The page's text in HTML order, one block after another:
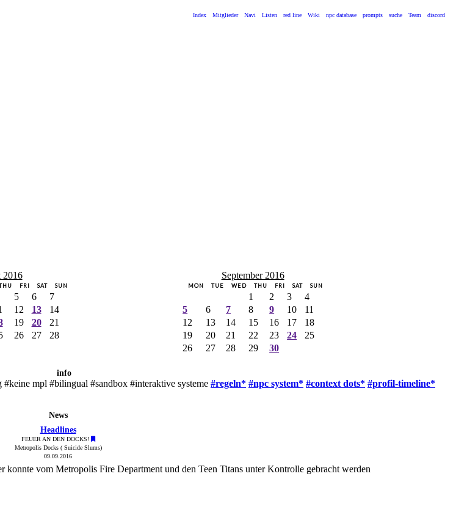
discord
Team
suche
prompts
npc database
Wiki
red line
Listen
Navi
Mitglieder
Index
2016
FRI SAT SUN
5 6
7
12 13
14
19 20
21
26 27
28
September 2016
MON TUE WED THU FRI SAT SUN
1 2 3
4
5
6 7 8 9 10
11
12
13 14 15 16 17
18
19
20 21 22 23 24
25
26
27 28 29 30
info
mpl #bilingual #sandbox #interaktive systeme #regeln* #npc system* #context dots* #profil-timeline*
News
Headlines
FEUER AN DEN DOCKS!
Metropolis Docks ( Suicide Slums)
09.09.2016
vom Metropolis Fire Department und den Teen Titans unter Kontrolle gebracht werden